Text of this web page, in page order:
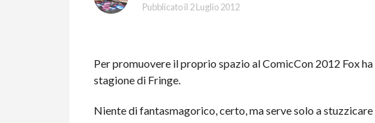
Pubblicato il 2 Luglio 2012
Per promuovere il proprio spazio al ComicCon 2012 Fox
stagione di Fringe.
Niente di fantasmagorico, certo, ma serve solo a stuzzicare